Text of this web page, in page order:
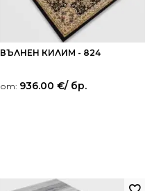
ВЪЛНЕН КИЛИМ - 824
от: 936.00 €/ бр.